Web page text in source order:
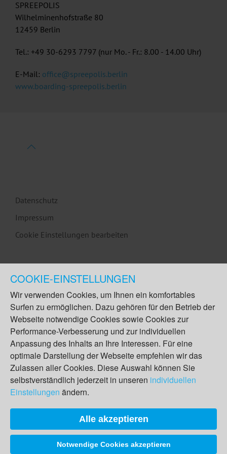
SPREEPOLIS
Wilhelminenhofstraße 80
12459 Berlin
Tel.: +49 30-6293 7797 (nur Mo. - Fr.: 8.00 - 14.00 Uhr)
E-Mail: office@spreepolis.berlin
www.boarding-spreepolis.berlin
Datenschutz
Impressum
Cookie Einstellungen bearbeiten
COOKIE-EINSTELLUNGEN
Wir verwenden Cookies, um Ihnen ein komfortables
Surfen zu ermöglichen. Dazu gehören für den Betrieb der
Webseite notwendige Cookies sowie Cookies zur
Performance-Verbesserung und zur individuellen
Anpassung des Inhalts an Ihre Interessen. Für eine
optimale Darstellung der Webseite empfehlen wir das
Zulassen aller Cookies. Diese Auswahl können Sie
selbstverständlich jederzeit in unseren individuellen
Einstellungen ändern.
Alle akzeptieren
Notwendige Cookies akzeptieren